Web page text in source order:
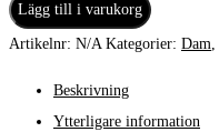
Lägg till i varukorg
Artikelnr: N/A Kategorier: Dam,
Beskrivning
Ytterligare information